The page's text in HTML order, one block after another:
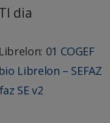
dia
01 COGEF
Librelon – SEFAZ
SE v2